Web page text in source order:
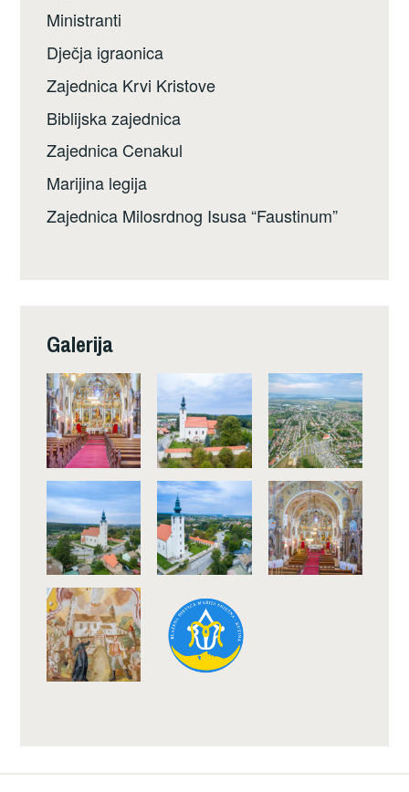
Ministranti
Dječja igraonica
Zajednica Krvi Kristove
Biblijska zajednica
Zajednica Cenakul
Marijina legija
Zajednica Milosrdnog Isusa “Faustinum”
Galerija